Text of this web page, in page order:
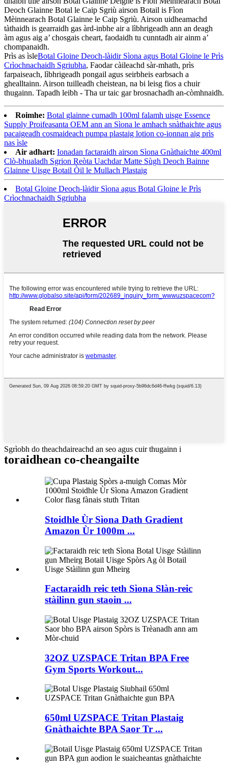
Deoch Glainne Botal le Caip Sgriù airson Botail is Fìon
Mèinnearach Botal Glainne le Caip Sgriù. Airson uidheamachd
tàthaidh is gearraidh gas àrd-inbhe air a lìbhrigeadh ann an deagh
àm agus aig a’ chosgais cheart, faodaidh tu cunntadh air ainm a’
chompanaidh.
Prìs as ìsleBotal Gloine Deoch-làidir Sìona agus Botal Gloine le Prìs
Crìochnachaidh Sgriubha, Faodar càileachd sàr-mhath, prìs
farpaiseach, lìbhrigeadh pongail agus seirbheis earbsach a
ghealltainn. Airson tuilleadh cheistean, na bi leisg fios a chuir
thugainn. Tapadh leibh - Tha ur taic gar brosnachadh an-còmhnaidh.
Roimhe: Botal glainne cumadh 100ml falamh uisge Essence
Supply Proifeasanta OEM ann an Sìona le amhach snàthaichte agus
pacaigeadh cosmaideach pumpa plastaig lotion co-ionnan aig prìs
nas ìsle
Air adhart: Ionadan factaraidh airson Sìona Gnàthaichte 400ml
Clò-bhualadh Sgrion Reòta Uachdar Matte Sùgh Deoch Bainne
Glainne Uisge Botail Òil le Mullach Plastaig
Botal Gloine Deoch-làidir Sìona agus Botal Gloine le Prìs
Crìochnachaidh Sgriubha
Sgrìobh do theachdaireachd an seo agus cuir thugainn i
toraidhean co-cheangailte
Stoidhle Ùr Sìona Dath Gradient
Amazon Ùr 1000m ...
Factaraidh reic teth Sìona Slàn-reic
stàilinn gun staoin ...
32OZ UZSPACE Tritan BPA Free
Gym Sports Workout...
650ml UZSPACE Tritan Plastaig
Gnàthaichte BPA Saor Tr ...